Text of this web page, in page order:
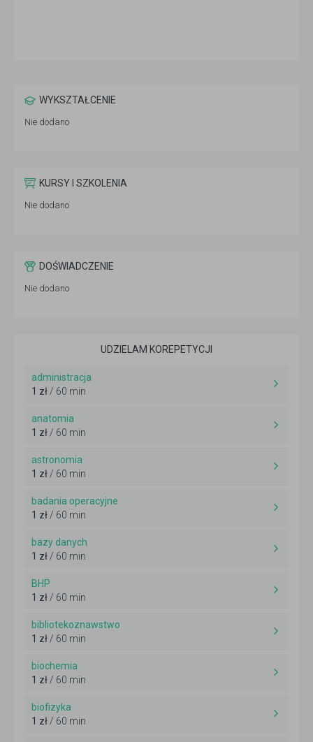
WYKSZTAŁCENIE
Nie dodano
KURSY I SZKOLENIA
Nie dodano
DOŚWIADCZENIE
Nie dodano
UDZIELAM KOREPETYCJI
administracja
1 zł/ 60 min
anatomia
1 zł/ 60 min
astronomia
1 zł/ 60 min
badania operacyjne
1 zł/ 60 min
bazy danych
1 zł/ 60 min
BHP
1 zł/ 60 min
bibliotekoznawstwo
1 zł/ 60 min
biochemia
1 zł/ 60 min
biofizyka
1 zł/ 60 min